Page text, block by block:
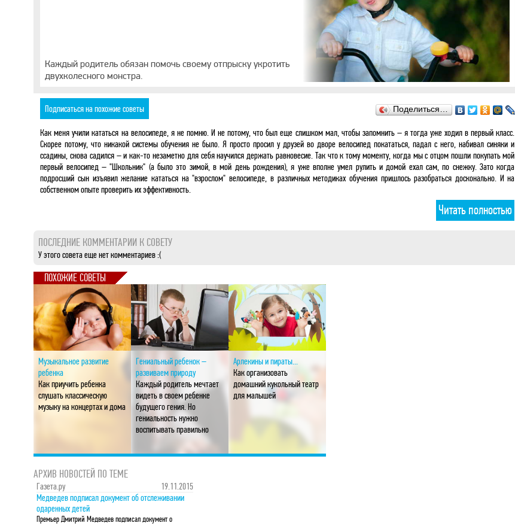
Каждый родитель обязан помочь своему отпрыску укротить
двухколесного монстра.
Подписаться на похожие советы Поделиться…
Как меня учили кататься на велосипеде, я не помню. И не потому, что был еще слишком мал, чтобы запомнить – я тогда уже ходил в первый класс.
Скорее потому, что никакой системы обучения не было. Я просто просил у друзей во дворе велосипед покататься, падал с него, набивал синяки и
ссадины, снова садился – и как-то незаметно для себя научился держать равновесие. Так что к тому моменту, когда мы с отцом пошли покупать мой
первый велосипед – "Школьник" (а было это зимой, в мой день рождения), я уже вполне умел рулить и домой ехал сам, по снежку. Зато когда
подросший сын изъявил желание кататься на "взрослом" велосипеде, в различных методиках обучения пришлось разобраться досконально. И на
собственном опыте проверить их эффективность.
Читать полностью
ПОСЛЕДНИЕ КОММЕНТАРИИ К СОВЕТУ
У этого совета еще нет комментариев :(
ПОХОЖИЕ СОВЕТЫ
Музыкальное развитие
ребенка
Как приучить ребенка
слушать классическую
музыку на концертах и дома
Гениальный ребенок –
развиваем природу
Каждый родитель мечтает
видеть в своем ребенке
будущего гения. Но
гениальность нужно
воспитывать правильно
Арлекины и пираты...
Как организовать
домашний кукольный театр
для малышей
АРХИВ НОВОСТЕЙ ПО ТЕМЕ
Газета.ру 19.11.2015
Медведев подписал документ об отслеживании
одаренных детей
Премьер Дмитрий Медведев подписал документ о